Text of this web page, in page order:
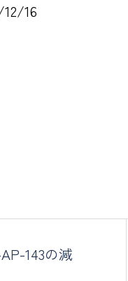
16
143の減